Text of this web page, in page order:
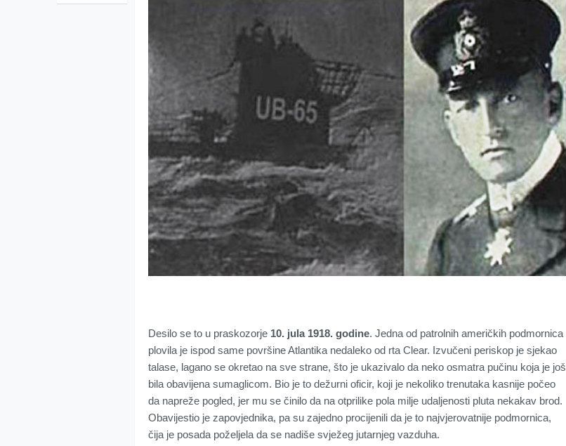
Desilo se to u praskozorje 10. jula 1918. godine. Jedna od patrolnih američkih podmornica
plovila je ispod same površine Atlantika nedaleko od rta Clear. Izvučeni periskop je sjekao
talase, lagano se okretao na sve strane, što je ukazivalo da neko osmatra pučinu koja je još
bila obavijena sumaglicom. Bio je to dežurni oficir, koji je nekoliko trenutaka kasnije počeo
da napreže pogled, jer mu se činilo da na otprilike pola milje udaljenosti pluta nekakav brod.
Obavijestio je zapovjednika, pa su zajedno procijenili da je to najvjerovatnije podmornica,
čija je posada poželjela da se nadiše svježeg jutarnjeg vazduha.